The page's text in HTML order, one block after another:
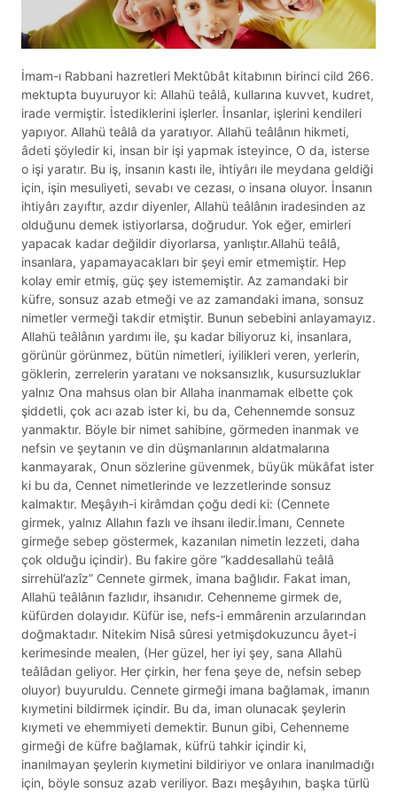
İmam-ı Rabbani hazretleri Mektûbât kitabının birinci cild 266.
mektupta buyuruyor ki: Allahü teâlâ, kullarına kuvvet, kudret,
irade vermiştir. İstediklerini işlerler. İnsanlar, işlerini kendileri
yapıyor. Allahü teâlâ da yaratıyor. Allahü teâlânın hikmeti,
âdeti şöyledir ki, insan bir işi yapmak isteyince, O da, isterse
o işi yaratır. Bu iş, insanın kastı ile, ihtiyârı ile meydana geldiği
için, işin mesuliyeti, sevabı ve cezası, o insana oluyor. İnsanın
ihtiyârı zayıftır, azdır diyenler, Allahü teâlânın iradesinden az
olduğunu demek istiyorlarsa, doğrudur. Yok eğer, emirleri
yapacak kadar değildir diyorlarsa, yanlıştır.Allahü teâlâ,
insanlara, yapamayacakları bir şeyi emir etmemiştir. Hep
kolay emir etmiş, güç şey istememiştir. Az zamandaki bir
küfre, sonsuz azab etmeği ve az zamandaki imana, sonsuz
nimetler vermeği takdir etmiştir. Bunun sebebini anlayamayız.
Allahü teâlânın yardımı ile, şu kadar biliyoruz ki, insanlara,
görünür görünmez, bütün nimetleri, iyilikleri veren, yerlerin,
göklerin, zerrelerin yaratanı ve noksansızlık, kusursuzluklar
yalnız Ona mahsus olan bir Allaha inanmamak elbette çok
şiddetli, çok acı azab ister ki, bu da, Cehennemde sonsuz
yanmaktır. Böyle bir nimet sahibine, görmeden inanmak ve
nefsin ve şeytanın ve din düşmanlarının aldatmalarına
kanmayarak, Onun sözlerine güvenmek, büyük mükâfat ister
ki bu da, Cennet nimetlerinde ve lezzetlerinde sonsuz
kalmaktır. Meşâyıh-i kirâmdan çoğu dedi ki: (Cennete
girmek, yalnız Allahın fazlı ve ihsanı iledir.İmanı, Cennete
girmeğe sebep göstermek, kazanılan nimetin lezzeti, daha
çok olduğu içindir). Bu fakire göre “kaddesallahü teâlâ
sirrehül’azîz” Cennete girmek, imana bağlıdır. Fakat iman,
Allahü teâlânın fazlıdır, ihsanıdır. Cehenneme girmek de,
küfürden dolayıdır. Küfür ise, nefs-i emmârenin arzularından
doğmaktadır. Nitekim Nisâ sûresi yetmişdokuzuncu âyet-i
kerimesinde mealen, (Her güzel, her iyi şey, sana Allahü
teâlâdan geliyor. Her çirkin, her fena şeye de, nefsin sebep
oluyor) buyuruldu. Cennete girmeği imana bağlamak, imanın
kıymetini bildirmek içindir. Bu da, iman olunacak şeylerin
kıymeti ve ehemmiyeti demektir. Bunun gibi, Cehenneme
girmeği de küfre bağlamak, küfrü tahkir içindir ki,
inanılmayan şeylerin kıymetini bildiriyor ve onlara inanılmadığı
için, böyle sonsuz azab veriliyor. Bazı meşâyıhın, başka türlü